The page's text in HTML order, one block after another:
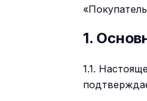
1.
1.1.